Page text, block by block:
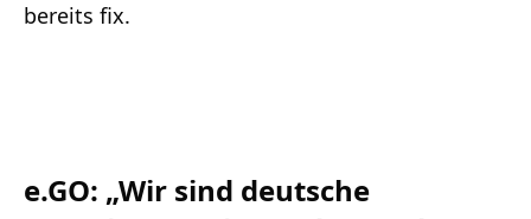
bereits fix.
e.GO: „Wir sind deutsche